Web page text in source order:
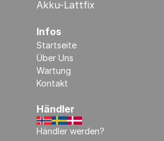
Akku-Lattfix
Infos
Startseite
Über Uns
Wartung
Kontakt
Händler
Händler werden?